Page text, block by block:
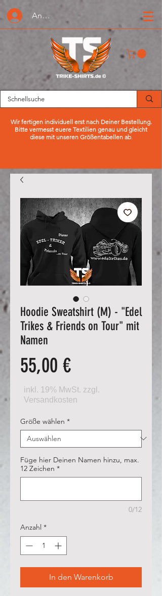
Anmelden oder Registrieren
Wir fertigen individuell erst nach Deiner Bestellung.
Bitte vermesst euere Textilien genau und gleicht
diese mit unseren Größentabellen ab.
Hoodie Sweatshirt (M) - "Edel
Trikes & Friends on Tour" mit
Namen
55,00 €Preis
Größe wählen *
Füge hier Deinen Namen hinzu, max.
12 Zeichen *
0/12
Anzahl *
In den Warenkorb